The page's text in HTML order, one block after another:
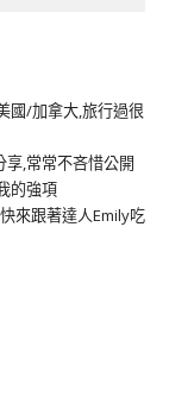
國/加拿大,旅行過很
,常常不吝惜公開
的強項
來跟著達人Emily吃